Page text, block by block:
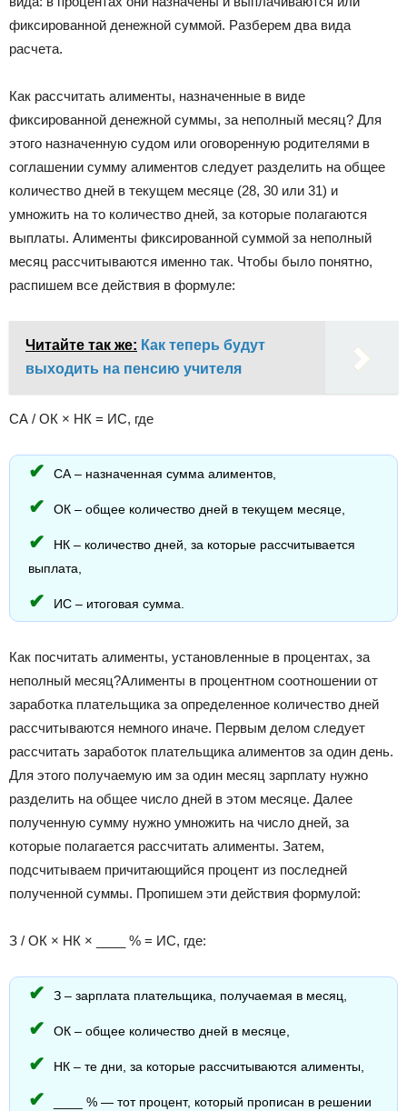
фиксированной денежной суммой. Разберем два вида
расчета.
Как рассчитать алименты, назначенные в виде
фиксированной денежной суммы, за неполный месяц? Для
этого назначенную судом или оговоренную родителями в
соглашении сумму алиментов следует разделить на общее
количество дней в текущем месяце (28, 30 или 31) и
умножить на то количество дней, за которые полагаются
выплаты. Алименты фиксированной суммой за неполный
месяц рассчитываются именно так. Чтобы было понятно,
распишем все действия в формуле:
Читайте так же: Как теперь будут
выходить на пенсию учителя
СА / ОК × НК = ИС, где
СА – назначенная сумма алиментов,
ОК – общее количество дней в текущем месяце,
НК – количество дней, за которые рассчитывается
выплата,
ИС – итоговая сумма.
Как посчитать алименты, установленные в процентах, за
неполный месяц?Алименты в процентном соотношении от
заработка плательщика за определенное количество дней
рассчитываются немного иначе. Первым делом следует
рассчитать заработок плательщика алиментов за один день.
Для этого получаемую им за один месяц зарплату нужно
разделить на общее число дней в этом месяце. Далее
полученную сумму нужно умножить на число дней, за
которые полагается рассчитать алименты. Затем,
подсчитываем причитающийся процент из последней
полученной суммы. Пропишем эти действия формулой:
З / ОК × НК × ____ % = ИС, где:
З – зарплата плательщика, получаемая в месяц,
ОК – общее количество дней в месяце,
НК – те дни, за которые рассчитываются алименты,
____ % — тот процент, который прописан в решении